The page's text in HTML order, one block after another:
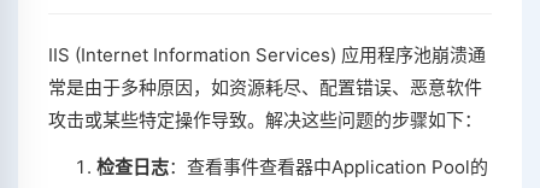
IIS (Internet Information Services) 应用程序池崩溃通
常是由于多种原因，如资源耗尽、配置错误、恶意软件
攻击或某些特定操作导致。解决这些问题的步骤如下：
检查日志：查看事件查看器中Application Pool的